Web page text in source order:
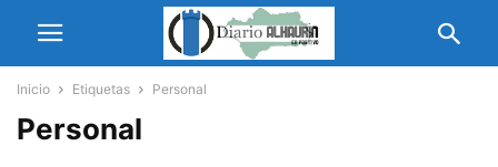
Inicio Etiquetas Personal
Personal